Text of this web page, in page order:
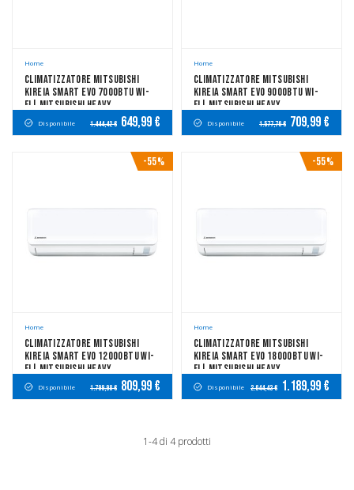
Home
Climatizzatore Mitsubishi
KIREIA SMART EVO 7000btu Wi-
Fi| Mitsubishi Heavy
Industries
Disponibile 1.444,42 € 649,99 €
Home
Climatizzatore Mitsubishi
KIREIA SMART EVO 9000btu Wi-
Fi| Mitsubishi Heavy
Industries
Disponibile 1.577,76 € 709,99 €
Home
Climatizzatore Mitsubishi
KIREIA SMART EVO 12000btu Wi-
Fi| Mitsubishi Heavy
Industries
Disponibile 1.799,98 €
-55%
809,99 €
Home
Climatizzatore Mitsubishi
KIREIA SMART EVO 18000btu Wi-
Fi| Mitsubishi Heavy
Industries
Disponibile 2.644,43 €
-55%
1.189,99 €
1-4 di 4 prodotti